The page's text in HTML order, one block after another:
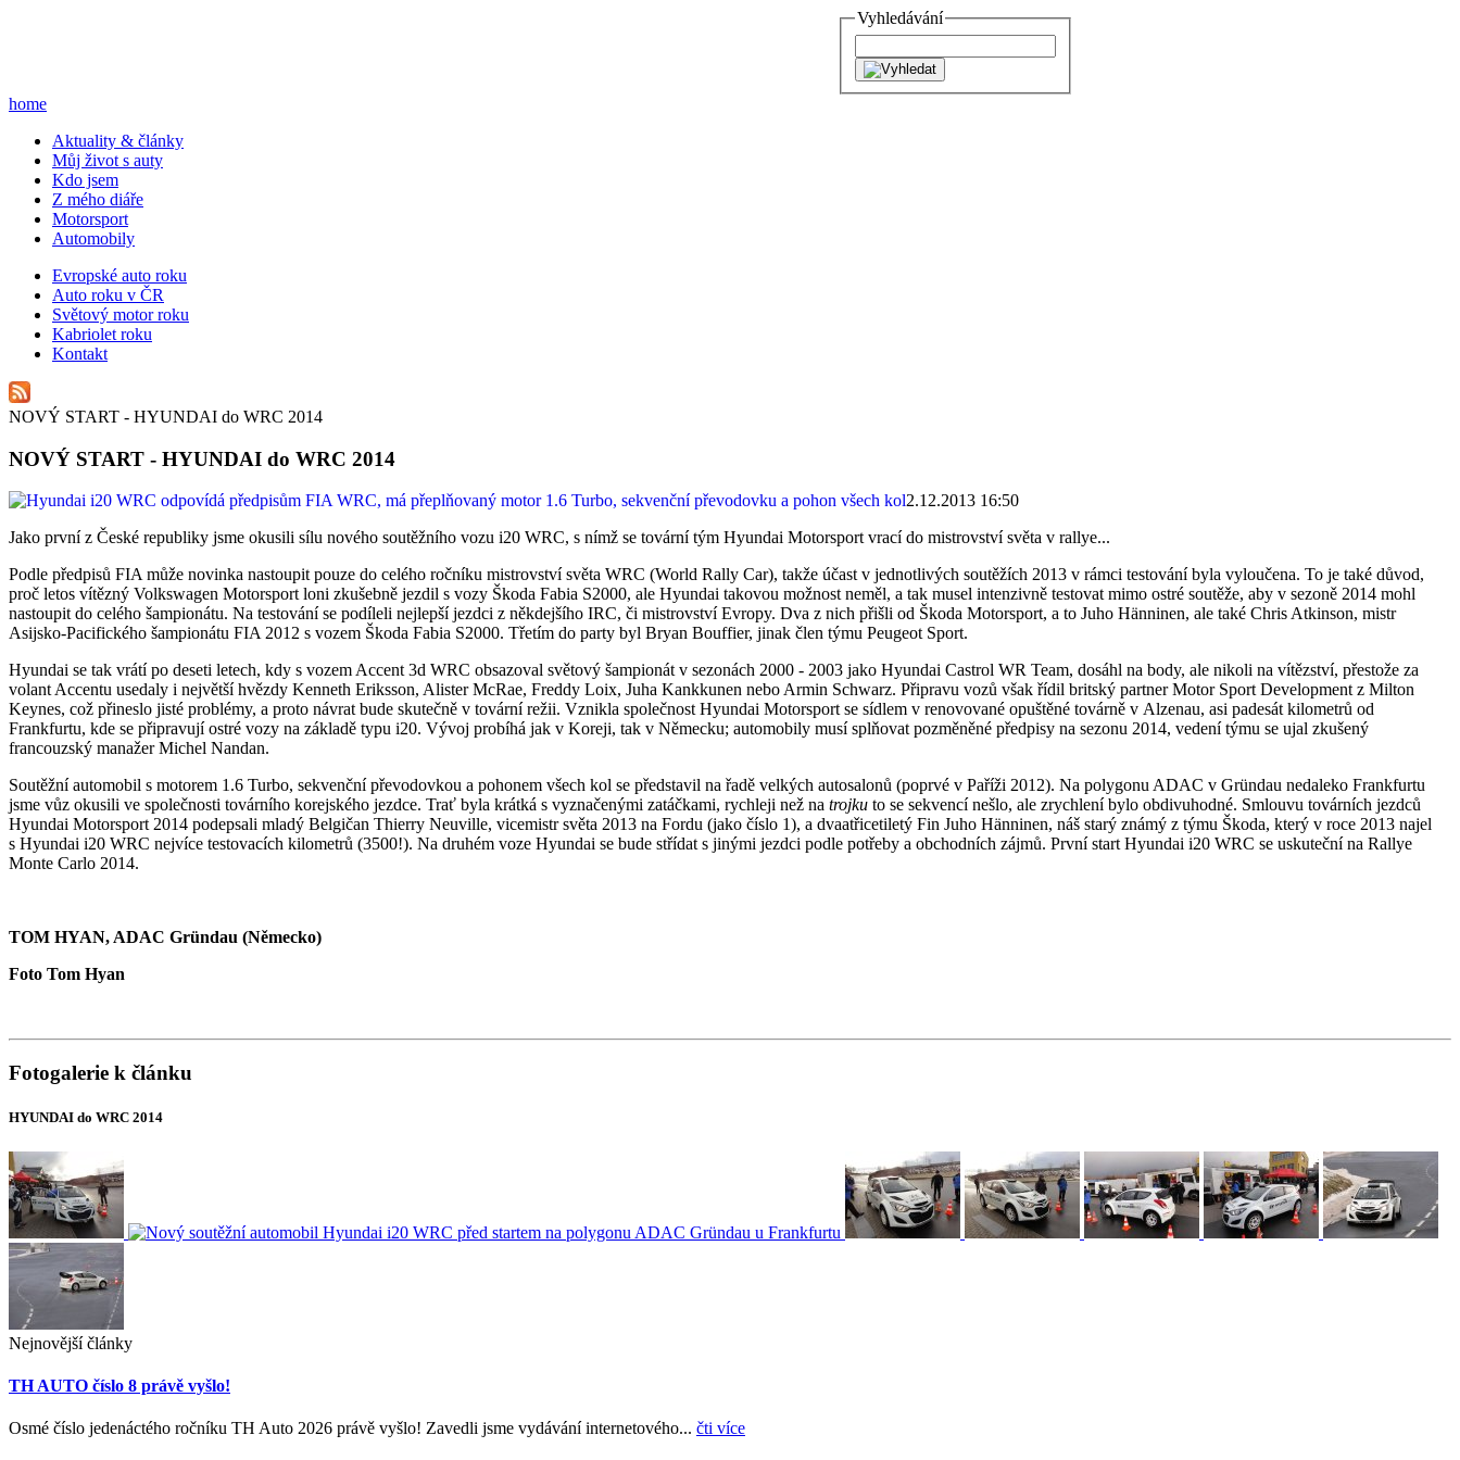
Vyhledávání
home
Aktuality & články
Můj život s auty
Kdo jsem
Z mého diáře
Motorsport
Automobily
Evropské auto roku
Auto roku v ČR
Světový motor roku
Kabriolet roku
Kontakt
NOVÝ START - HYUNDAI do WRC 2014
NOVÝ START - HYUNDAI do WRC 2014
2.12.2013 16:50
Jako první z České republiky jsme okusili sílu nového soutěžního vozu i20 WRC, s nímž se tovární tým Hyundai Motorsport vrací do mistrovství světa v rallye...
Podle předpisů FIA může novinka nastoupit pouze do celého ročníku mistrovství světa WRC (World Rally Car), takže účast v jednotlivých soutěžích 2013 v rámci testování byla vyloučena. To je také důvod,
proč letos vítězný Volkswagen Motorsport loni zkušebně jezdil s vozy Škoda Fabia S2000, ale Hyundai takovou možnost neměl, a tak musel intenzivně testovat mimo ostré soutěže, aby v sezoně 2014 mohl
nastoupit do celého šampionátu. Na testování se podíleli nejlepší jezdci z někdejšího IRC, či mistrovství Evropy. Dva z nich přišli od Škoda Motorsport, a to Juho Hänninen, ale také Chris Atkinson, mistr
Asijsko-Pacifického šampionátu FIA 2012 s vozem Škoda Fabia S2000. Třetím do party byl Bryan Bouffier, jinak člen týmu Peugeot Sport.
Hyundai se tak vrátí po deseti letech, kdy s vozem Accent 3d WRC obsazoval světový šampionát v sezonách 2000 - 2003 jako Hyundai Castrol WR Team, dosáhl na body, ale nikoli na vítězství, přestože za
volant Accentu usedaly i největší hvězdy Kenneth Eriksson, Alister McRae, Freddy Loix, Juha Kankkunen nebo Armin Schwarz. Připravu vozů však řídil britský partner Motor Sport Development z Milton
Keynes, což přineslo jisté problémy, a proto návrat bude skutečně v tovární režii. Vznikla společnost Hyundai Motorsport se sídlem v renovované opuštěné továrně v Alzenau, asi padesát kilometrů od
Frankfurtu, kde se připravují ostré vozy na základě typu i20. Vývoj probíhá jak v Koreji, tak v Německu; automobily musí splňovat pozměněné předpisy na sezonu 2014, vedení týmu se ujal zkušený
francouzský manažer Michel Nandan.
Soutěžní automobil s motorem 1.6 Turbo, sekvenční převodovkou a pohonem všech kol se představil na řadě velkých autosalonů (poprvé v Paříži 2012). Na polygonu ADAC v Gründau nedaleko Frankfurtu
jsme vůz okusili ve společnosti továrního korejského jezdce. Trať byla krátká s vyznačenými zatáčkami, rychleji než na trojku to se sekvencí nešlo, ale zrychlení bylo obdivuhodné. Smlouvu továrních jezdců
Hyundai Motorsport 2014 podepsali mladý Belgičan Thierry Neuville, vicemistr světa 2013 na Fordu (jako číslo 1), a dvaatřicetiletý Fin Juho Hänninen, náš starý známý z týmu Škoda, který v roce 2013 najel
s Hyundai i20 WRC nejvíce testovacích kilometrů (3500!). Na druhém voze Hyundai se bude střídat s jinými jezdci podle potřeby a obchodních zájmů. První start Hyundai i20 WRC se uskuteční na Rallye
Monte Carlo 2014.
TOM HYAN, ADAC Gründau (Německo)
Foto Tom Hyan
Fotogalerie k článku
HYUNDAI do WRC 2014
Nejnovější články
TH AUTO číslo 8 právě vyšlo!
Osmé číslo jedenáctého ročníku TH Auto 2026 právě vyšlo! Zavedli jsme vydávání internetového... čti více